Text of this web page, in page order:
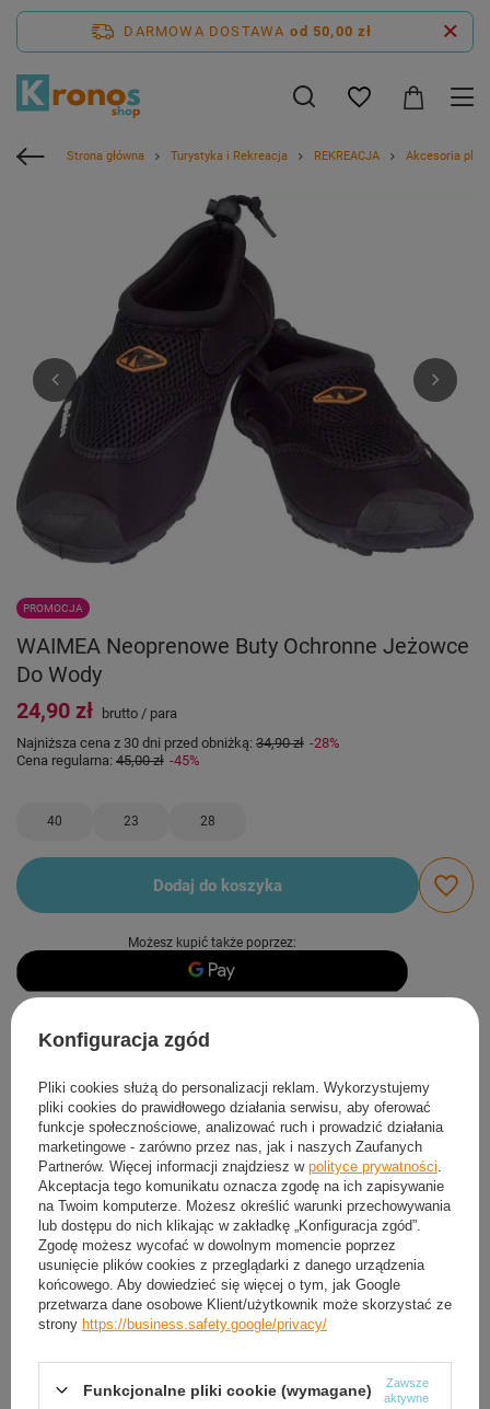
DARMOWA DOSTAWA od 50,00 zł
Strona główna Turystyka i Rekreacja REKREACJA Akcesoria
PROMOCJA
WAIMEA Neoprenowe Buty Ochronne Jeżowce
Do Wody
40 23 28
24,90 zł brutto / para
Najniższa cena z 30 dni przed obniżką: 34,90 zł -28%
Cena regularna: 45,00 zł -45%
Dodaj do koszyka
Możesz kupić także poprzez:
30 dni na łatwy zwrot
Sprawdź, w którym sklepie obejrzysz i kupisz od ręki
Bezpieczne zakupy
Darmowa dostawa do paczkomatu lub punktu
odbioru
Smile - dostawy ze sklepów internetowych przy zamówieniu od50,00 zł
darmoWięcej informacji.
OPIS
Konfiguracja zgód
Pliki cookies służą do personalizacji reklam. Wykorzystujemy
pliki cookies do prawidłowego działania serwisu, aby oferować
funkcje społecznościowe, analizować ruch i prowadzić działania
marketingowe - zarówno przez nas, jak i naszych Zaufanych
Partnerów. Więcej informacji znajdziesz w polityce prywatności
Akceptacja tego komunikatu oznacza zgodę na ich zapisywanie
na Twoim komputerze. Możesz określić warunki przechowywania
lub dostępu do nich klikając w zakładkę „Konfiguracja zgód”.
Zgodę możesz wycofać w dowolnym momencie poprzez
usunięcie plików cookies z przeglądarki z danego urządzenia
końcowego. Aby dowiedzieć się więcej o tym, jak Google
przetwarza dane osobowe Klient/użytkownik może skorzystać ze
strony https://business.safety.google/privacy/
Funkcjonalne pliki cookie (wymagane)
Zawsze
aktywne